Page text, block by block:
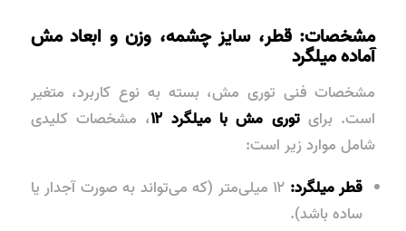
مشخصات: قطر، سایز چشمه، وزن و ابعاد مش
آماده میلگرد
مشخصات فنی توری مش، بسته به نوع کاربرد، متغیر
است. برایتوری مش با میلگرد ۱۲ ، مشخصات کلیدی
شامل موارد زیر است:
قطر میلگرد:
۱۲ میلی‌متر (که می‌تواند به صورت آجدار یا
ساده باشد).